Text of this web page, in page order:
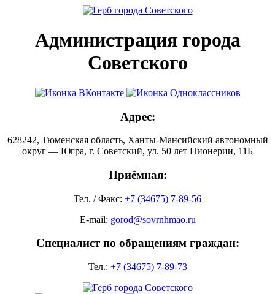
Администрация города
Советского
Адрес:
628242, Тюменская область, Ханты-Мансийский автономный
округ — Югра, г. Советский, ул. 50 лет Пионерии, 11Б
Приёмная:
Тел. / Факс: +7 (34675) 7-89-56
E-mail: gorod@sovrnhmao.ru
Специалист по обращениям граждан:
Тел.: +7 (34675) 7-89-73